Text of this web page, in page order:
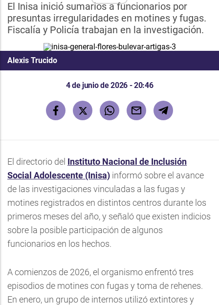
El Inisa inició sumarios a funcionarios por
presuntas irregularidades en motines y fugas.
Fiscalía y Policía trabajan en la investigación.
Alexis Trucido
4 de junio de 2026 - 20:46
El directorio del Instituto Nacional de Inclusión
Social Adolescente (Inisa) informó sobre el avance
de las investigaciones vinculadas a las fugas y
motines registrados en distintos centros durante los
primeros meses del año, y señaló que existen indicios
sobre la posible participación de algunos
funcionarios en los hechos.
A comienzos de 2026, el organismo enfrentó tres
episodios de motines con fugas y toma de rehenes.
En enero, un grupo de internos utilizó extintores y